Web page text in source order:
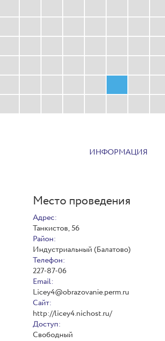
ИНФОРМАЦИЯ
Место проведения
Адрес:
Танкистов, 56
Район:
Индустриальный (Балатово)
Телефон:
227-87-06
Email:
Licey4@obrazovanie.perm.ru
Сайт:
http://licey4.nichost.ru/
Доступ:
Свободный